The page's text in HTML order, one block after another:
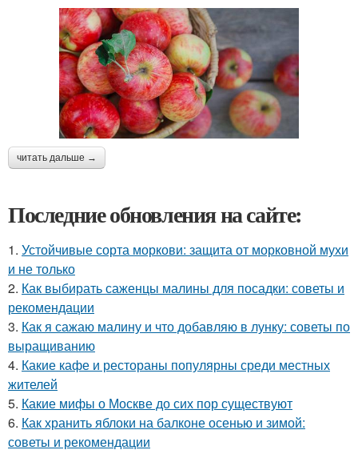
читать дальше →
Последние обновления на сайте:
1. Устойчивые сорта моркови: защита от морковной мухи
и не только
2. Как выбирать саженцы малины для посадки: советы и
рекомендации
3. Как я сажаю малину и что добавляю в лунку: советы по
выращиванию
4. Какие кафе и рестораны популярны среди местных
жителей
5. Какие мифы о Москве до сих пор существуют
6. Как хранить яблоки на балконе осенью и зимой:
советы и рекомендации